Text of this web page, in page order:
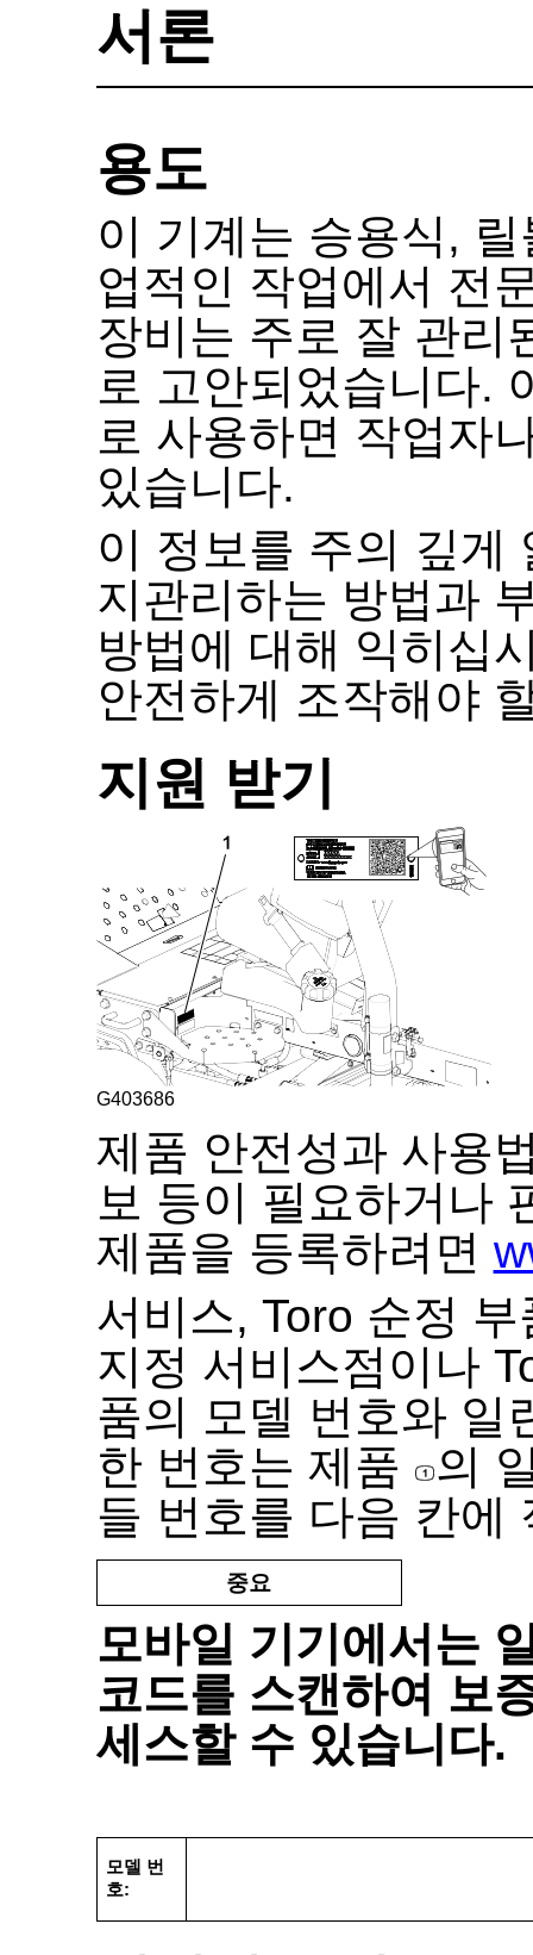
서론
용도
이 기계는 승용식 ,
업적인 작업에서 전
장비는 주로 잘 관리
로 고안되었습니다.
로 사용하면 작업자
있습니다.
이 정보를 주의 깊게
지관리하는 방법과
방법에 대해 익히십
안전하게 조작해야
지원 받기
G403686
제품 안전성과 사용
보 등이 필요하거나
제품을 등록하려면
서비스, Toro 순정
지정 서비스점이나
품의 모델 번호와 일
한 번호는 제품
의
들 번호를 다음 칸에
중요
모바일 기기에서는
코드를 스캔하여 보
세스할 수 있습니다.
모델 번
호: